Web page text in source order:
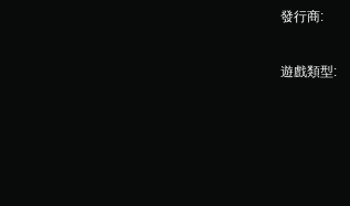
發行商:
遊戲類型: